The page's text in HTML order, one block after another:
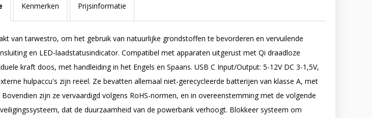
Kenmerken Prijsinformatie
van tarwestro, om het gebruik van natuurlijke grondstoffen te bevorderen en vervuilende
en LED-laadstatusindicator. Compatibel met apparaten uitgerust met Qi draadloze
kraft doos, met handleiding in het Engels en Spaans. USB C Input/Output: 5-12V DC 3-1,5V,
hulpaccu's zijn reëel. Ze bevatten allemaal niet-gerecycleerde batterijen van klasse A, met
zijn ze vervaardigd volgens RoHS-normen, en in overeenstemming met de volgende
dat de duurzaamheid van de powerbank verhoogt. Blokkeer systeem om